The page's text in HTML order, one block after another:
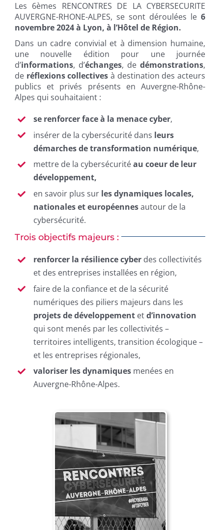
Les 6èmes RENCONTRES DE LA CYBERSECURITE
AUVERGNE-RHONE-ALPES, se sont déroulées le6
novembre 2024 à Lyon, à l’Hôtel de Région.
Dans un cadre convivial et à dimension humaine,
une nouvelle édition pour une journée
d’informations, d’échanges, dedémonstrations,
de réflexions collectives à destination des acteurs
publics et privés présents en Auvergne-Rhône-
Alpes qui souhaitaient :
se renforcer face à la menace cyber,
insérer de la cybersécurité dans leurs
démarches de transformation numérique,
mettre de la cybersécuritéau coeur de leur
développement,
en savoir plus sur les dynamiques locales,
nationales et européennesautour de la
cybersécurité.
Trois objectifs majeurs :
renforcer la résilience cyber des collectivités
et des entreprises installées en région,
faire de la confiance et de la sécurité
numériques des piliers majeurs dans les
projets de développement etd’innovation
qui sont menés par les collectivités –
territoires intelligents, transition écologique –
et les entreprises régionales,
valoriser les dynamiques menées en
Auvergne-Rhône-Alpes.